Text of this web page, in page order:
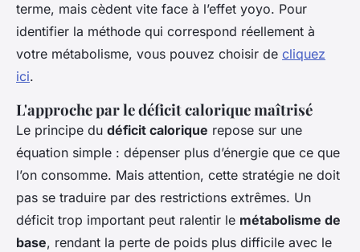
terme, mais cèdent vite face à l’effet yoyo. Pour
identifier la méthode qui correspond réellement à
votre métabolisme, vous pouvez choisir de cliquez
ici.
L'approche par le déficit calorique maîtrisé
Le principe du déficit calorique repose sur une
équation simple : dépenser plus d’énergie que ce que
l’on consomme. Mais attention, cette stratégie ne doit
pas se traduire par des restrictions extrêmes. Un
déficit trop important peut ralentir le métabolisme de
base, rendant la perte de poids plus difficile avec le